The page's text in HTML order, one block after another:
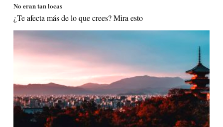
No eran tan locas
¿Te afecta más de lo que crees? Mira esto